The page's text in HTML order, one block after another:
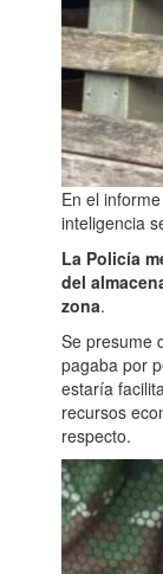
En el
inteligencia
La Policía
del
zona.
Se presume
pagaba por
estaría
recursos
respecto.